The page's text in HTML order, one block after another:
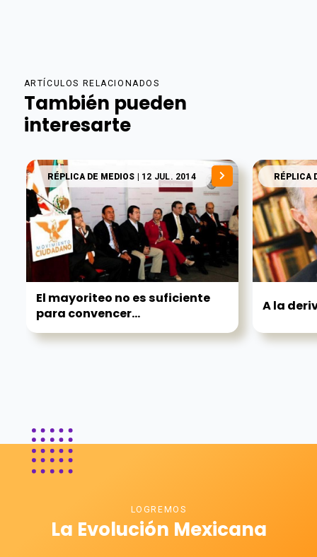
ARTÍCULOS RELACIONADOS
También pueden
interesarte
RÉPLICA DE MEDIOS | 12 JUL. 2014
El mayoriteo no es suficiente
para convencer...
RÉPLICA
A la
LOGREMOS
La Evolución Mexicana